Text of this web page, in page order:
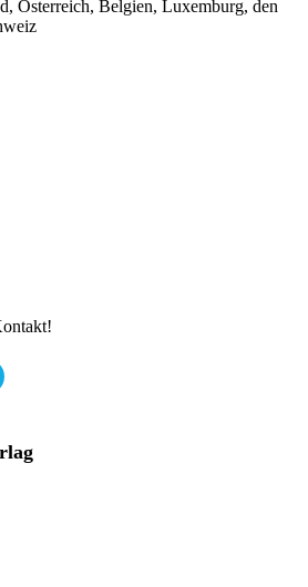
Österreich, Belgien, Luxemburg, den